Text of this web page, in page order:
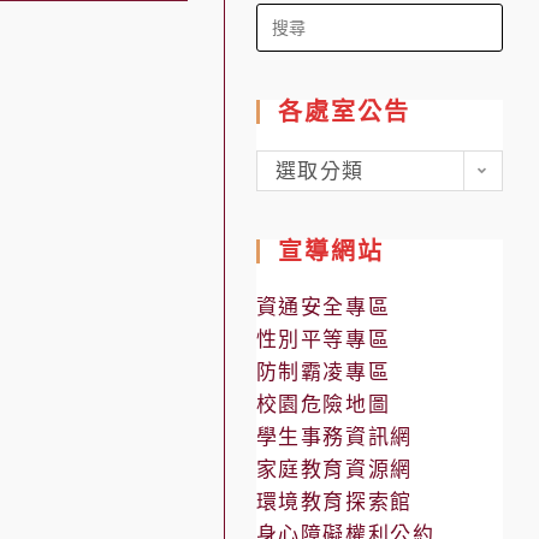
Search
for:
各處室公告
各
處
公
告
選取分類
宣導網站
資通安全專區
性別平等專區
防制霸凌專區
校園危險地圖
學生事務資訊網
家庭教育資源網
環境教育探索館
身心障礙權利公約